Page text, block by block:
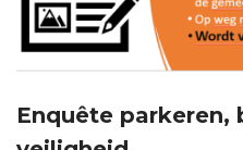
Enquête parkeren,